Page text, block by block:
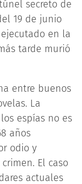
secreto de
19 de junio
ejecutado en la
tarde murió
entre buenos
La
espías no es
años
odio y
El caso
actuales